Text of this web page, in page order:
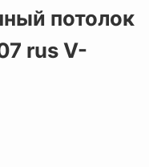
потолок
rus V-